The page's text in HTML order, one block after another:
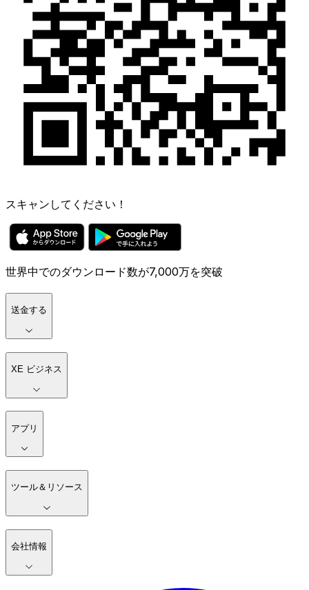
スキャンしてください！
世界中でのダウンロード数が7,000万を突破
送金する
XE ビジネス
アプリ
ツール＆リソース
会社情報